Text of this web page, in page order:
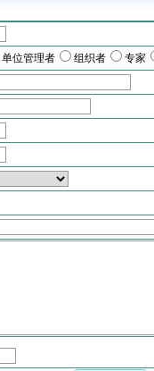
单位管理者 组织者
专家